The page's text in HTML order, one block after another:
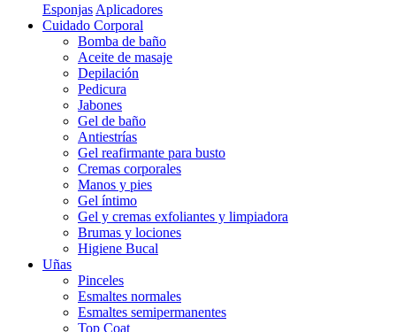
Esponjas Aplicadores
Cuidado Corporal
Bomba de baño
Aceite de masaje
Depilación
Pedicura
Jabones
Gel de baño
Antiestrías
Gel reafirmante para busto
Cremas corporales
Manos y pies
Gel íntimo
Gel y cremas exfoliantes y limpiadora
Brumas y lociones
Higiene Bucal
Uñas
Pinceles
Esmaltes normales
Esmaltes semipermanentes
Top Coat